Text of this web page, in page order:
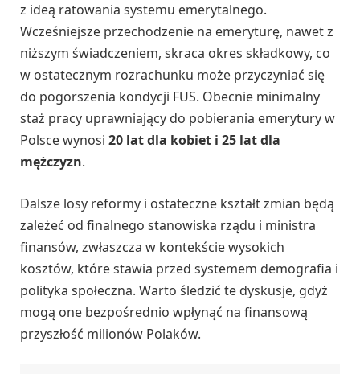
z ideą ratowania systemu emerytalnego.
Wcześniejsze przechodzenie na emeryturę, nawet z
niższym świadczeniem, skraca okres składkowy, co
w ostatecznym rozrachunku może przyczyniać się
do pogorszenia kondycji FUS. Obecnie minimalny
staż pracy uprawniający do pobierania emerytury w
Polsce wynosi 20 lat dla kobiet i 25 lat dla
mężczyzn.
Dalsze losy reformy i ostateczne kształt zmian będą
zależeć od finalnego stanowiska rządu i ministra
finansów, zwłaszcza w kontekście wysokich
kosztów, które stawia przed systemem demografia i
polityka społeczna. Warto śledzić te dyskusje, gdyż
mogą one bezpośrednio wpłynąć na finansową
przyszłość milionów Polaków.